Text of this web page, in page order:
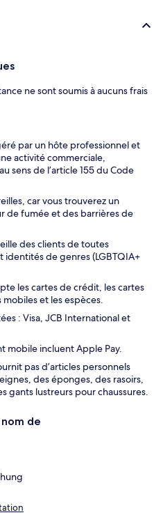
ne sont soumis à aucuns frais
par un hôte professionnel et
activité commerciale,
sens de l’article 155 du Code
car vous trouverez un
de fumée et des barrières de
des clients de toutes
identités de genres (LGBTQIA+
les cartes de crédit, les cartes
et les espèces.
: Visa, JCB International et
mobile incluent Apple Pay.
pas d’articles personnels
des éponges, des rasoirs,
gants lustreurs pour chaussures.
nom de